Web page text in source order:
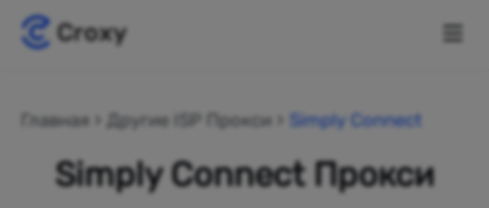
Главная Другие ISP Прокси Simply Connect
Simply Connect Прокси